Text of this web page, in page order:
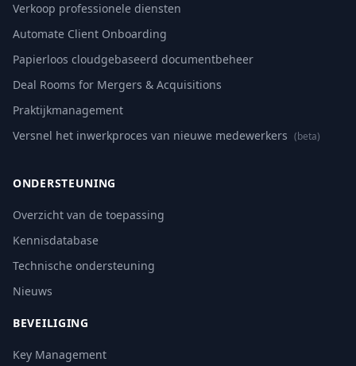
Verkoop professionele diensten
Automate Client Onboarding
Papierloos cloudgebaseerd documentbeheer
Deal Rooms for Mergers & Acquisitions
Praktijkmanagement
Versnel het inwerkproces van nieuwe medewerkers (beta)
ONDERSTEUNING
Overzicht van de toepassing
Kennisdatabase
Technische ondersteuning
Nieuws
BEVEILIGING
Key Management